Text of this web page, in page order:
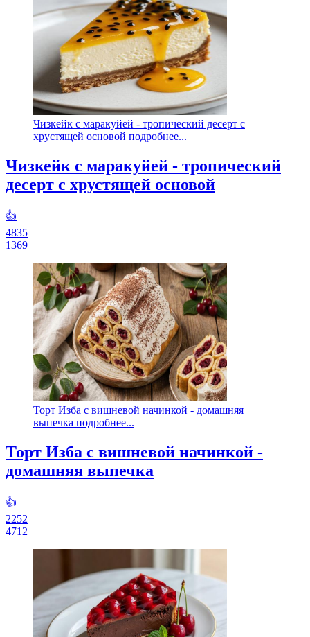
Чизкейк с маракуйей - тропический десерт с
хрустящей основой подробнее...
Чизкейк с маракуйей - тропический
десерт с хрустящей основой
👍
4835
1369
Торт Изба с вишневой начинкой - домашняя
выпечка подробнее...
Торт Изба с вишневой начинкой -
домашняя выпечка
👍
2252
4712